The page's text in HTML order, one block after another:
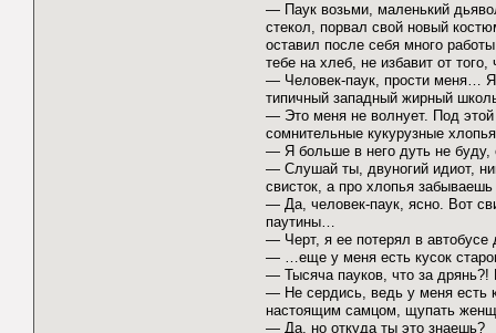
— Паук возьми, маленький
стекол, порвал свой новый
оставил после себя много
тебе на хлеб, не избавит от
— Человек-паук, прости меня…
типичный западный жирный
— Это меня не волнует. Под этой
сомнительные кукурузные
— Я больше в него дуть не
— Слушай ты, двуногий идиот,
свисток, а про хлопья
— Да, человек-паук, ясно. Вот
паутины…
— Черт, я ее потерял в
— …еще у меня есть кусок
— Тысяча пауков, что за
— Не сердись, ведь у меня есть
настоящим самцом, щупать
— Да, но откуда ты это знаешь?